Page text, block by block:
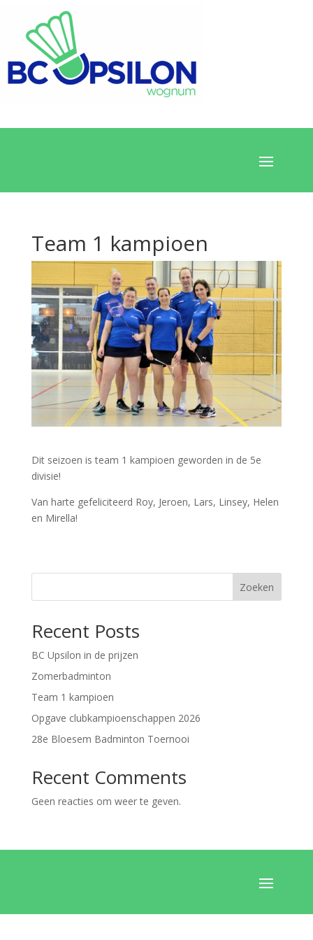
Team 1 kampioen
Dit seizoen is team 1 kampioen geworden in de 5e
divisie!
Van harte gefeliciteerd Roy, Jeroen, Lars, Linsey, Helen
en Mirella!
Zoeken
Recent Posts
BC Upsilon in de prijzen
Zomerbadminton
Team 1 kampioen
Opgave clubkampioenschappen 2026
28e Bloesem Badminton Toernooi
Recent Comments
Geen reacties om weer te geven.